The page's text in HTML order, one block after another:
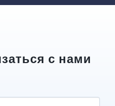
с нами